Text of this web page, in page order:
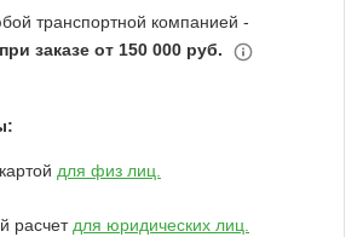
транспортной компанией -
заказе от 150 000 руб.
для физ лиц.
расчетдля юридических лиц.